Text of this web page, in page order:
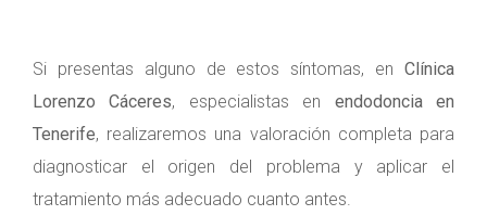
Si presentas alguno de estos síntomas, en Clínica
Lorenzo Cáceres, especialistas en endodoncia en
Tenerife, realizaremos una valoración completa para
diagnosticar el origen del problema y aplicar el
tratamiento más adecuado cuanto antes.